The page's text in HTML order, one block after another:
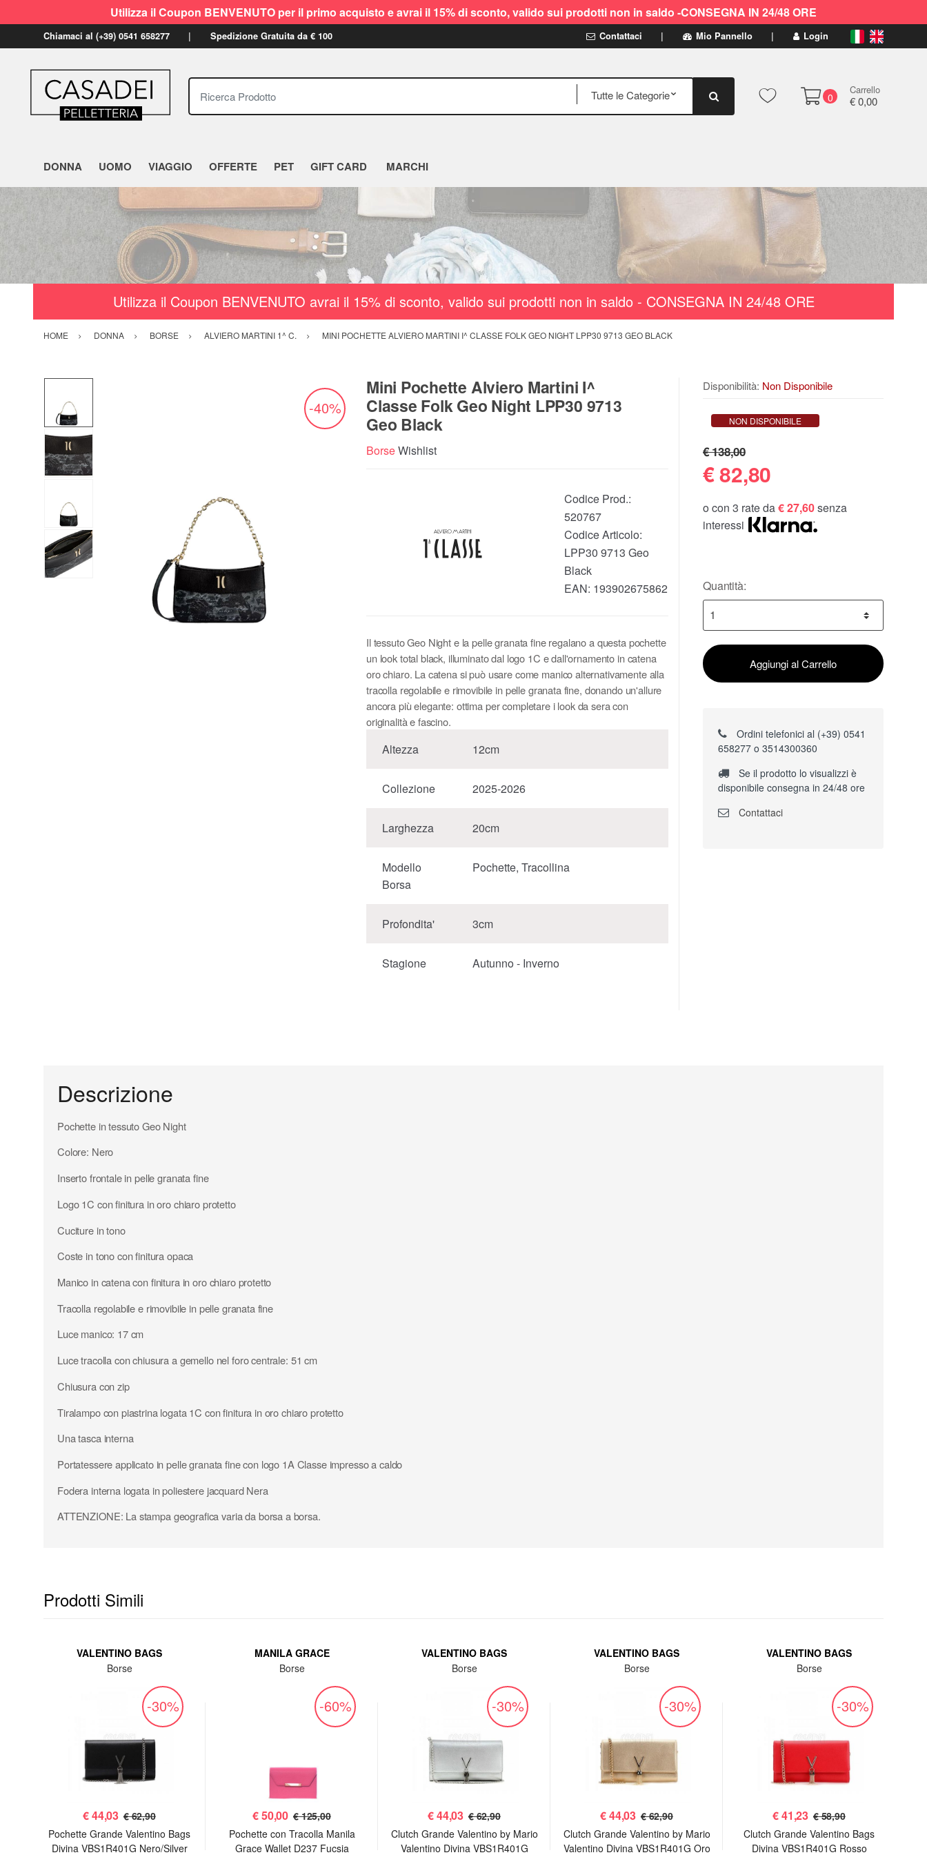
Utilizza il Coupon BENVENUTO per il primo acquisto e avrai il 15% di sconto, valido sui prodotti non in saldo -CONSEGNA IN 24/48 ORE
Chiamaci al (+39) 0541 658277 Spedizione Gratuita da € 100 Contattaci Mio Pannello Login
Ricerca Prodotto
0
Carrello
€ 0,00
DONNA UOMO VIAGGIO OFFERTE PET GIFT CARD MARCHI
Utilizza il Coupon BENVENUTO avrai il 15% di sconto, valido sui prodotti non in saldo - CONSEGNA IN 24/48 ORE
HOME DONNA BORSE ALVIERO MARTINI 1^ C. MINI POCHETTE ALVIERO MARTINI I^ CLASSE FOLK GEO NIGHT LPP30 9713 GEO BLACK
-40%
Mini Pochette Alviero Martini I^
Classe Folk Geo Night LPP30 9713
Geo Black
BorseWishlist
Codice Prod.:
520767
Codice Articolo:
LPP30 9713 Geo
Black
EAN: 193902675862
Il tessuto Geo Night e la pelle granata fine regalano a questa pochette
un look total black, illuminato dal logo 1C e dall'ornamento in catena
oro chiaro. La catena si può usare come manico alternativamente alla
tracolla regolabile e rimovibile in pelle granata fine, donando un'allure
ancora più elegante: ottima per completare i look da sera con
originalità e fascino.
Altezza 12cm
Collezione 2025-2026
Larghezza 20cm
Modello
Borsa
Pochette, Tracollina
Profondita' 3cm
Stagione Autunno - Inverno
Disponibilità: Non Disponibile
NON DISPONIBILE
€ 138,00
€82,80
o con 3 rate da€ 27,60senza
interessi
Quantità:
Aggiungi al Carrello
Ordini telefonici al (+39) 0541
658277 o 3514300360
Se il prodotto lo visualizzi è
disponibile consegna in 24/48 ore
Contattaci
Descrizione
Pochette in tessuto Geo Night
Colore: Nero
Inserto frontale in pelle granata fine
Logo 1C con finitura in oro chiaro protetto
Cuciture in tono
Coste in tono con finitura opaca
Manico in catena con finitura in oro chiaro protetto
Tracolla regolabile e rimovibile in pelle granata fine
Luce manico: 17 cm
Luce tracolla con chiusura a gemello nel foro centrale: 51 cm
Chiusura con zip
Tiralampo con piastrina logata 1C con finitura in oro chiaro protetto
Una tasca interna
Portatessere applicato in pelle granata fine con logo 1A Classe impresso a caldo
Fodera interna logata in poliestere jacquard Nera
ATTENZIONE: La stampa geografica varia da borsa a borsa.
Prodotti Simili
VALENTINO BAGS
Borse
-30%
€44,03 € 62,90
Pochette Grande Valentino Bags
Divina VBS1R401G Nero/Silver
MANILA GRACE
Borse
-60%
€50,00 € 125,00
Pochette con Tracolla Manila
Grace Wallet D237 Fucsia
VALENTINO BAGS
Borse
-30%
€44,03 € 62,90
Clutch Grande Valentino by Mario
Valentino Divina VBS1R401G
VALENTINO BAGS
Borse
-30%
€44,03 € 62,90
Clutch Grande Valentino by Mario
Valentino Divina VBS1R401G Oro
VALENTINO BAGS
Borse
-30%
€41,23 € 58,90
Clutch Grande Valentino Bags
Divina VBS1R401G Rosso